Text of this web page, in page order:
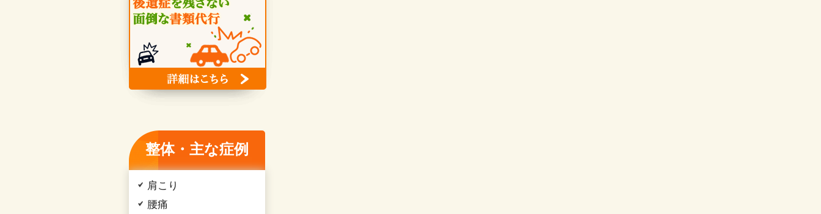
整体・主な症例
肩こり
腰痛